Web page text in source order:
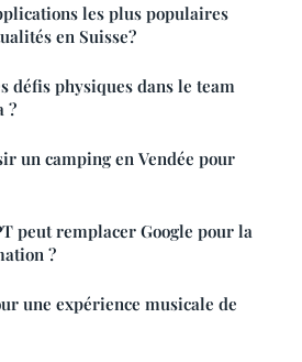
les plus populaires
en Suisse?
défis physiques dans le team
?
un camping en Vendée pour
peut remplacer Google pour la
?
une expérience musicale de